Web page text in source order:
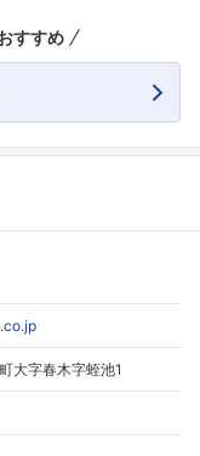
すすめ
大字春木字蛭池1